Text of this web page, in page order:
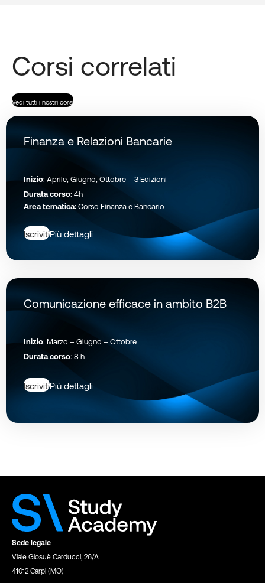
Corsi correlati
Vedi tutti i nostri corsi
Finanza e Relazioni Bancarie
Inizio: Aprile, Giugno, Ottobre – 3 Edizioni
Durata corso: 4h
Area tematica: Corso Finanza e Bancario
IscrivitiPiù dettagli
Comunicazione efficace in ambito B2B
Inizio: Marzo – Giugno – Ottobre
Durata corso: 8 h
IscrivitiPiù dettagli
Sede legale
Viale Giosuè Carducci, 26/A
41012 Carpi (MO)